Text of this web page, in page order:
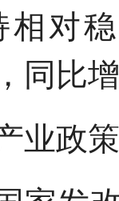
对
同比
业政